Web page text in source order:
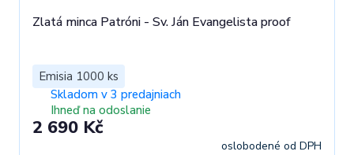
Zlatá minca Patróni - Sv. Ján Evangelista proof
Emisia 1000 ks
Skladom v 3 predajniach
Ihneď na odoslanie
2 690 Kč
oslobodené od DPH